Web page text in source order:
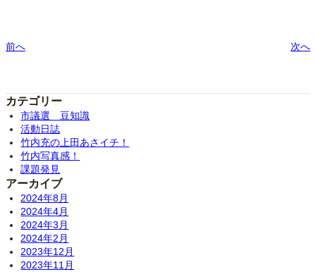
前へ 次へ
カテゴリー
市議選 豆知識
活動日誌
竹内充の上田あさイチ！
竹内写真感！
課題発見
アーカイブ
2024年8月
2024年4月
2024年3月
2024年2月
2023年12月
2023年11月